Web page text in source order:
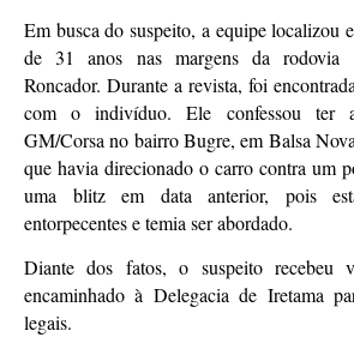
Em busca do suspeito, a equipe localizou
de 31 anos nas margens da rodovia
Roncador. Durante a revista, foi
com o indivíduo. Ele confessou ter
GM/Corsa no bairro Bugre, em Balsa
que havia direcionado o carro contra um
uma blitz em data anterior, pois
entorpecentes e temia ser abordado.
Diante dos fatos, o suspeito recebeu
encaminhado à Delegacia de Iretama
legais.